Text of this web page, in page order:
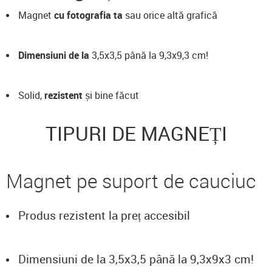
Magnet cu fotografia ta sau orice altă grafică
Dimensiuni de la 3,5x3,5 până la 9,3x9,3 cm!
Solid,rezistent și bine făcut
TIPURI DE MAGNEȚI
Magnet pe suport de cauciuc
Produs rezistent la preț accesibil
Dimensiuni de la 3,5x3,5 până la 9,3x9x3 cm!